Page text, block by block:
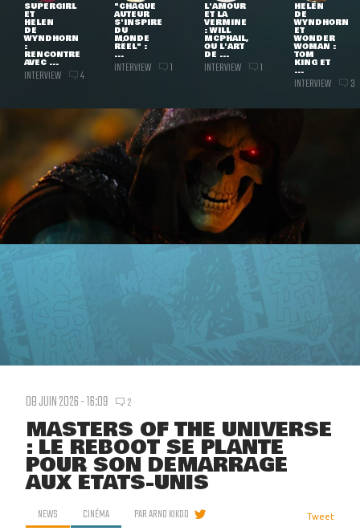
SUPERGIRL
ET
HELEN
DE
WYNDHORN
:
RENCONTRE
AVEC ...
INTERVIEW 4
"CHAQUE
AUTEUR
S'INSPIRE
DU
MONDE
RÉEL" :
...
INTERVIEW 1
L'AMOUR
ET LA
VERMINE
: WILL
MCPHAIL,
OU L'ART
DE ...
INTERVIEW 1
HELEN
DE
WYNDHORN
ET
WONDER
WOMAN :
TOM
KING ET
...
INTERVIEW 3
08 JUIN 2026 - 16:09 2
MASTERS OF THE UNIVERSE
: LE REBOOT SE PLANTE
POUR SON DÉMARRAGE
AUX ÉTATS-UNIS
NEWS CINÉMA PARARNO KIKOO Tweet